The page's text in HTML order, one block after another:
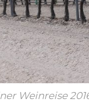
Weinreise